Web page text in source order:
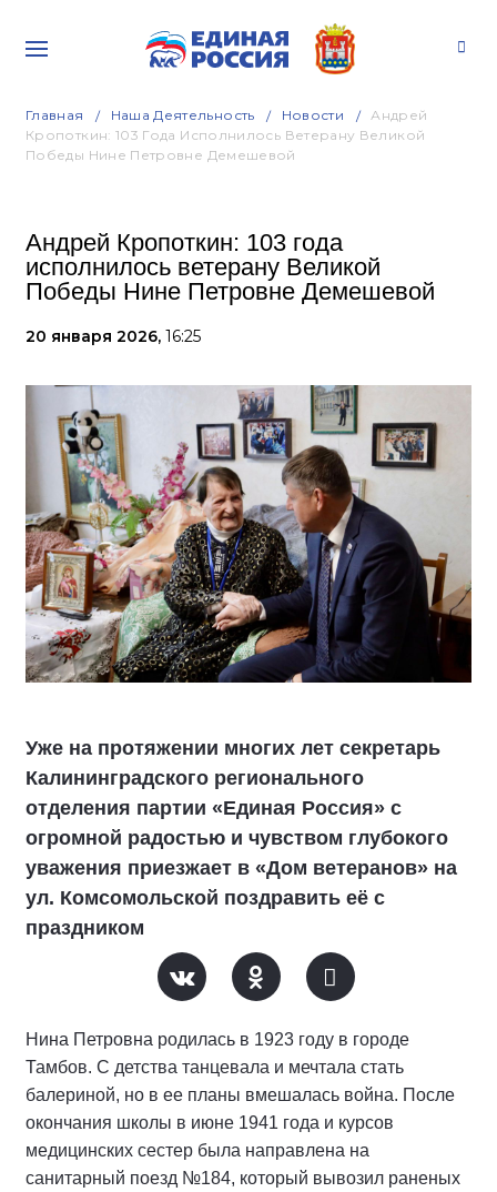
Главная Наша Деятельность Новости
Андрей
Кропоткин: 103 Года Исполнилось Ветерану Великой
Победы Нине Петровне Демешевой
Андрей Кропоткин: 103 года
исполнилось ветерану Великой
Победы Нине Петровне Демешевой
20 января 2026, 16:25
Уже на протяжении многих лет секретарь
Калининградского регионального
отделения партии «Единая Россия» с
огромной радостью и чувством глубокого
уважения приезжает в «Дом ветеранов» на
ул. Комсомольской поздравить её с
праздником
Нина Петровна родилась в 1923 году в городе
Тамбов. С детства танцевала и мечтала стать
балериной, но в ее планы вмешалась война. После
окончания школы в июне 1941 года и курсов
медицинских сестер была направлена на
санитарный поезд №184, который вывозил раненых